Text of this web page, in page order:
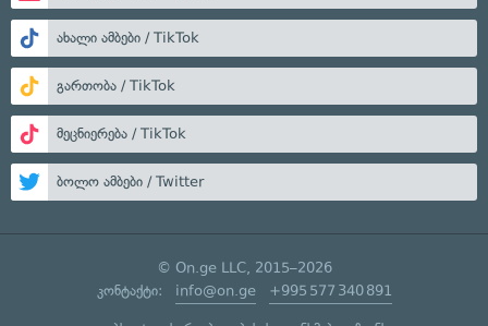
ახალი ამბები / TikTok
გართობა / TikTok
მეცნიერება / TikTok
ბოლო ამბები / Twitter
© On.ge LLC, 2015–2026
კონტაქტი: info@on.ge +995 577 340 891